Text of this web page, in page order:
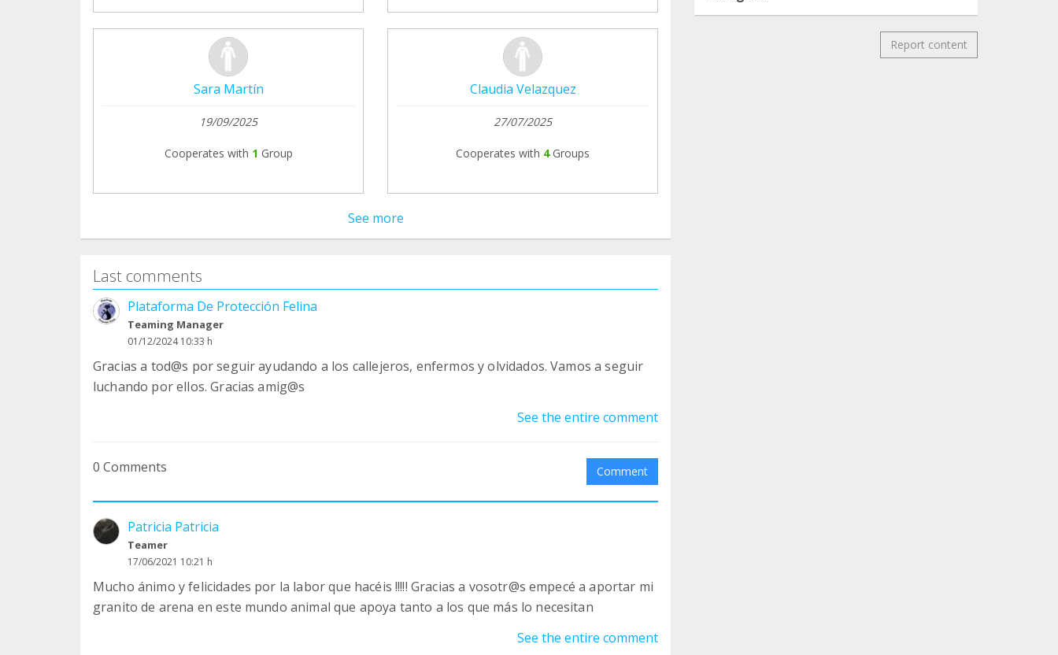
Sara Martín
19/09/2025
Cooperates with 1 Group
Claudia Velazquez
27/07/2025
Cooperates with 4 Groups
See more
Last comments
Plataforma De Protección Felina
Teaming Manager
01/12/2024 10:33 h
Gracias a tod@s por seguir ayudando a los callejeros, enfermos y olvidados. Vamos a seguir
luchando por ellos. Gracias amig@s
See the entire comment
0 Comments Comment
Patricia Patricia
Teamer
17/06/2021 10:21 h
Mucho ánimo y felicidades por la labor que hacéis !!!!! Gracias a vosotr@s empecé a aportar mi
granito de arena en este mundo animal que apoya tanto a los que más lo necesitan
See the entire comment
Report content